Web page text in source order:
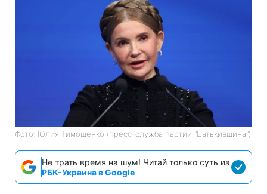
Фото: Юлия Тимошенко (пресс-служба партии "Батькивщина")
Не трать время на шум! Читай только суть из
РБК-Украина в Google